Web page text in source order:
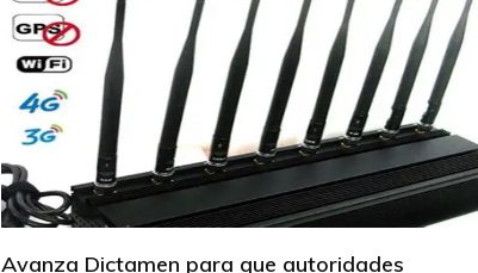
Avanza Dictamen para que autoridades